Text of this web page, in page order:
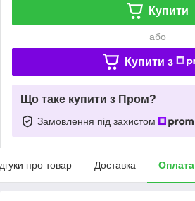
Купити
або
Купити з
Що таке купити з Пром?
Замовлення під захистом
про товар Доставка Оплата